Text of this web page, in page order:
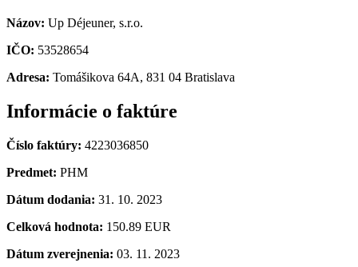
Názov: Up Déjeuner, s.r.o.
IČO: 53528654
Adresa: Tomášikova 64A, 831 04 Bratislava
Informácie o faktúre
Číslo faktúry: 4223036850
Predmet: PHM
Dátum dodania: 31. 10. 2023
Celková hodnota: 150.89 EUR
Dátum zverejnenia: 03. 11. 2023